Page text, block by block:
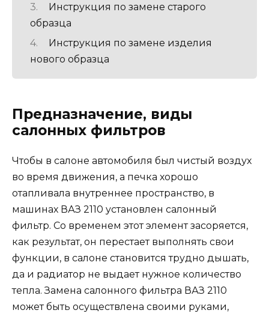
Инструкция по замене старого
образца
Инструкция по замене изделия
нового образца
Предназначение, виды
салонных фильтров
Чтобы в салоне автомобиля был чистый воздух
во время движения, а печка хорошо
отапливала внутреннее пространство, в
машинах ВАЗ 2110 установлен салонный
фильтр. Со временем этот элемент засоряется,
как результат, он перестает выполнять свои
функции, в салоне становится трудно дышать,
да и радиатор не выдает нужное количество
тепла. Замена салонного фильтра ВАЗ 2110
может быть осуществлена своими руками,